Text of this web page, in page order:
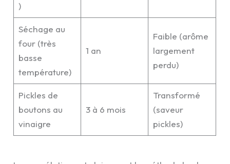
)
Séchage au
four (très
basse
température)
1 an
Faible (arôme
largement
perdu)
Pickles de
boutons au
vinaigre
3 à 6 mois
Transformé
(saveur
pickles)